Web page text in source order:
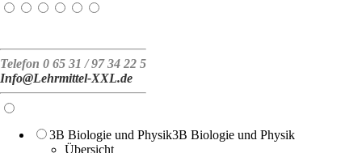
Telefon 0 65 31 / 97 34 22 5
Info@Lehrmittel-XXL.de
3B Biologie und Physik3B Biologie und Physik
Übersicht